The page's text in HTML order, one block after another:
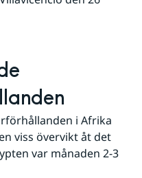
i Afrika
viss övervikt åt det
var månaden 2-3